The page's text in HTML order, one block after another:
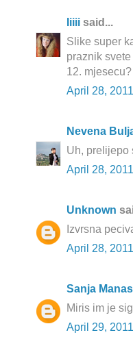
Iiiii said...
Slike super
praznik
12.
April 28,
Nevena
Uh, prelijepo
April 28,
Unknown
Izvrsna
April 28,
Sanja
Miris im je
April 29,